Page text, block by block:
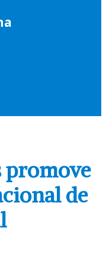
promove
de